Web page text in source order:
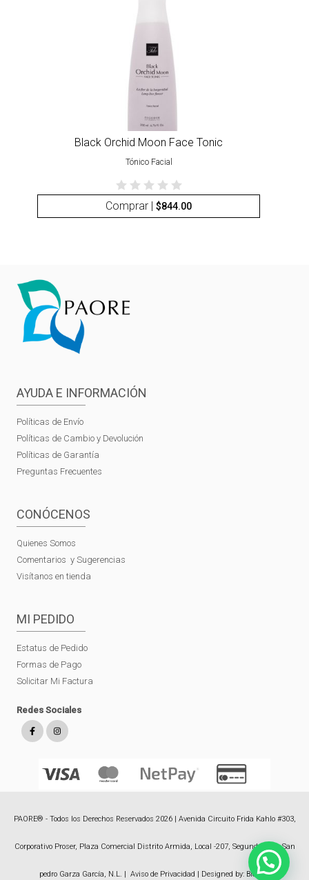
Black Orchid Moon Face Tonic
Tónico Facial
Comprar |$844.00
AYUDA E INFORMACIÓN
Políticas de Envío
Políticas de Cambio y Devolución
Políticas de Garantía
Preguntas Frecuentes
CONÓCENOS
Quienes Somos
Comentarios y Sugerencias
Visítanos en tienda
MI PEDIDO
Estatus de Pedido
Formas de Pago
Solicitar Mi Factura
Redes Sociales
PAORE® - Todos los Derechos Reservados 2026 | Avenida Circuito Frida Kahlo #303,
Corporativo Proser, Plaza Comercial Distrito Armida, Local -207, Segundo Piso, San
pedro Garza García, N.L. | Aviso de Privacidad | Designed by: Bioxnet